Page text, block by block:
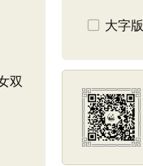
双
大字版